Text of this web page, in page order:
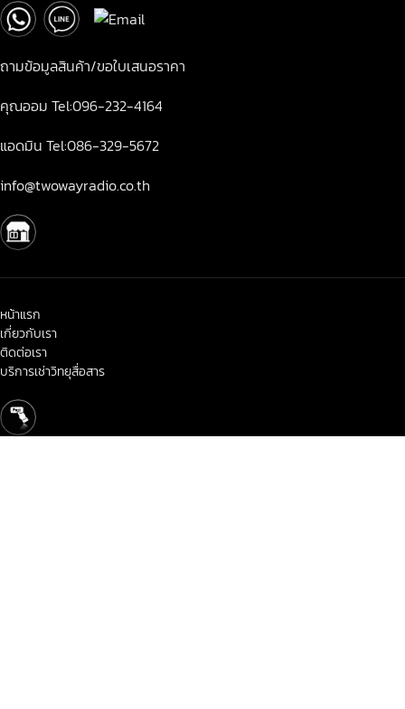
ถามข้อมูลสินค้า/ขอใบเสนอราคา
คุณออม Tel:096-232-4164
แอดมิน Tel:086-329-5672
info@twowayradio.co.th
หน้าแรก
เกี่ยวกับเรา
ติดต่อเรา
บริการเช่าวิทยุสื่อสาร